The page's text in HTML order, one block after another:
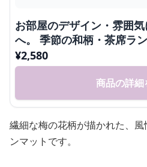
お部屋のデザイン・雰囲
へ。 季節の和柄・茶席ラ
¥2,580
商品の詳細
繊細な梅の花柄が描かれた、
ンマットです。